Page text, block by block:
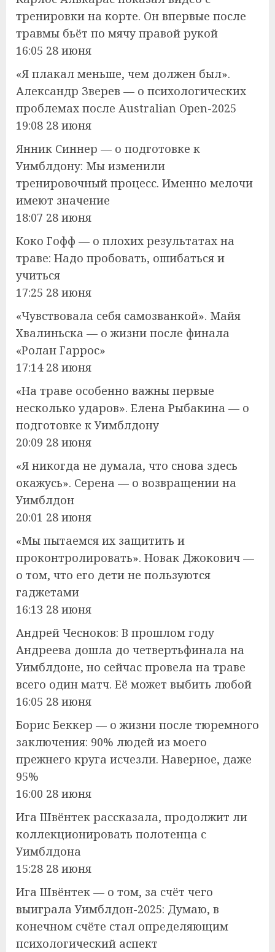
тренировки на корте. Он впервые после
травмы бьёт по мячу правой рукой
16:05 28 июня
«Я плакал меньше, чем должен был».
Александр Зверев — о психологических
проблемах после Australian Open-2025
19:08 28 июня
Янник Синнер — о подготовке к
Уимблдону: Мы изменили
тренировочный процесс. Именно мелочи
имеют значение
18:07 28 июня
Коко Гофф — о плохих результатах на
траве: Надо пробовать, ошибаться и
учиться
17:25 28 июня
«Чувствовала себя самозванкой». Майя
Хвалиньска — о жизни после финала
«Ролан Гаррос»
17:14 28 июня
«На траве особенно важны первые
несколько ударов». Елена Рыбакина — о
подготовке к Уимблдону
20:09 28 июня
«Я никогда не думала, что снова здесь
окажусь». Серена — о возвращении на
Уимблдон
20:01 28 июня
«Мы пытаемся их защитить и
проконтролировать». Новак Джокович —
о том, что его дети не пользуются
гаджетами
16:13 28 июня
Андрей Чесноков: В прошлом году
Андреева дошла до четвертьфинала на
Уимблдоне, но сейчас провела на траве
всего один матч. Её может выбить любой
16:05 28 июня
Борис Беккер — о жизни после тюремного
заключения: 90% людей из моего
прежнего круга исчезли. Наверное, даже
95%
16:00 28 июня
Ига Швёнтек рассказала, продолжит ли
коллекционировать полотенца с
Уимблдона
15:28 28 июня
Ига Швёнтек — о том, за счёт чего
выиграла Уимблдон-2025: Думаю, в
конечном счёте стал определяющим
психологический аспект